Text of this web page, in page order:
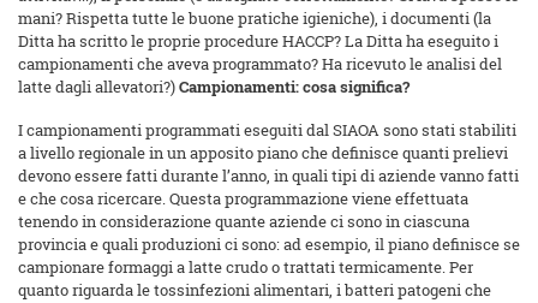
mani? Rispetta tutte le buone pratiche igieniche), i documenti (la
Ditta ha scritto le proprie procedure HACCP? La Ditta ha eseguito i
campionamenti che aveva programmato? Ha ricevuto le analisi del
latte dagli allevatori?)Campionamenti: cosa significa?
I campionamenti programmati eseguiti dal SIAOA sono stati stabiliti
a livello regionale in un apposito piano che definisce quanti prelievi
devono essere fatti durante l’anno, in quali tipi di aziende vanno fatti
e che cosa ricercare. Questa programmazione viene effettuata
tenendo in considerazione quante aziende ci sono in ciascuna
provincia e quali produzioni ci sono: ad esempio, il piano definisce se
campionare formaggi a latte crudo o trattati termicamente. Per
quanto riguarda le tossinfezioni alimentari, i batteri patogeni che